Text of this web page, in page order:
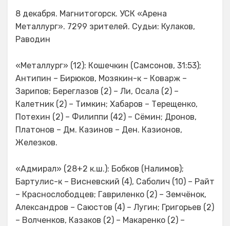
8 декабря. Магнитогорск. УСК «Арена
Металлург». 7299 зрителей. Судьи: Кулаков,
Раводин
«Металлург» (12): Кошечкин (Самсонов, 31:53);
Антипин – Бирюков, Мозякин-к – Коварж –
Зарипов; Береглазов (2) – Ли, Осала (2) –
Калетник (2) – Тимкин; Хабаров – Терещенко,
Потехин (2) – Филиппи (42) – Сёмин; Дронов,
Платонов – Дм. Казинов – Ден. Казионов,
Железков.
«Адмирал» (28+2 к.ш.): Бобков (Налимов);
Бартулис-к – Висневский (4), Саболич (10) – Райт
– Краснослободцев; Гавриленко (2) – Земчёнок,
Александров – Саюстов (4) – Лугин; Григорьев (2)
– Волченков, Казаков (2) – Макаренко (2) –